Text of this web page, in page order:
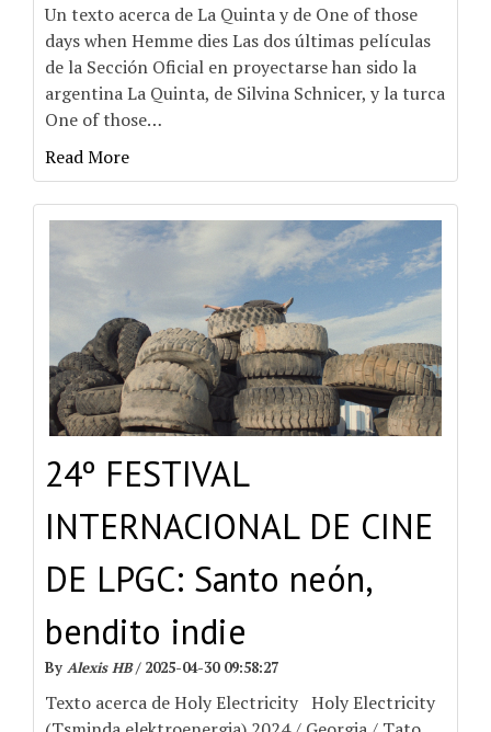
Un texto acerca de La Quinta y de One of those
days when Hemme dies Las dos últimas películas
de la Sección Oficial en proyectarse han sido la
argentina La Quinta, de Silvina Schnicer, y la turca
One of those…
Read More
24º FESTIVAL
INTERNACIONAL DE CINE
DE LPGC: Santo neón,
bendito indie
By Alexis HB/ 2025-04-30 09:58:27
Texto acerca de Holy Electricity Holy Electricity